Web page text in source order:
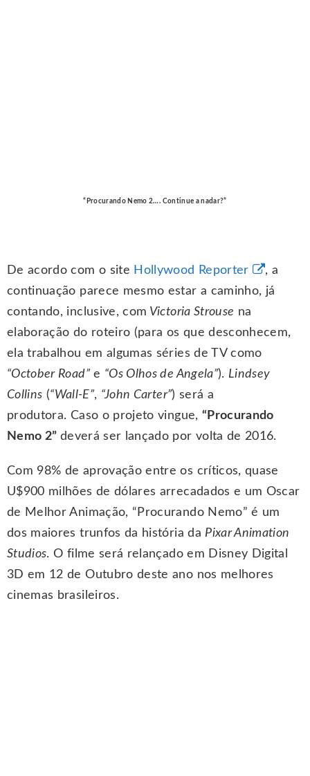
“Procurando Nemo 2…. Continue a nadar?”
De acordo com o site Hollywood Reporter
, a
continuação parece mesmo estar a caminho, já
contando, inclusive, com Victoria Strouse na
elaboração do roteiro (para os que desconhecem,
ela trabalhou em algumas séries de TV como
“October Road”e “Os Olhos de Angela”). Lindsey
Collins (“Wall-E”, “John Carter”) será a
produtora. Caso o projeto vingue, “Procurando
Nemo 2” deverá ser lançado por volta de 2016.
Com 98% de aprovação entre os críticos, quase
U$900 milhões de dólares arrecadados e um Oscar
de Melhor Animação, “Procurando Nemo” é um
dos maiores trunfos da história da Pixar Animation
Studios. O filme será relançado em Disney Digital
3D em 12 de Outubro deste ano nos melhores
cinemas brasileiros.